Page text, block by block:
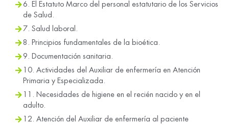
6. El Estatuto Marco del personal estatutario de los Servicios
de Salud.
7. Salud laboral.
8. Principios fundamentales de la bioética.
9. Documentación sanitaria.
10. Actividades del Auxiliar de enfermería en Atención
Primaria y Especializada.
11. Necesidades de higiene en el recién nacido y en el
adulto.
12. Atención del Auxiliar de enfermería al paciente